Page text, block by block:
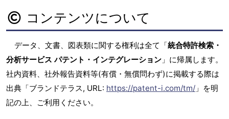
コンテンツについて
データ、文書、図表類に関する権利は全て「統合特許検索・
分析サービス パテント・インテグレーション 」に帰属します。
社内資料、社外報告資料等(有償・無償問わず)に掲載する際は
出典「ブランドテラス, URL: https://patent-i.com/tm/ 」を明
記の上、ご利用ください。